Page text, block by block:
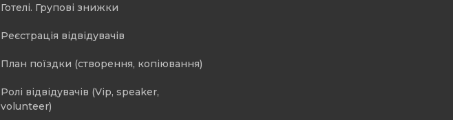
Готелі. Групові знижки
Реєстрація відвідувачів
План поїздки (створення, копіювання)
Ролі відвідувачів (Vip, speaker,
volunteer)